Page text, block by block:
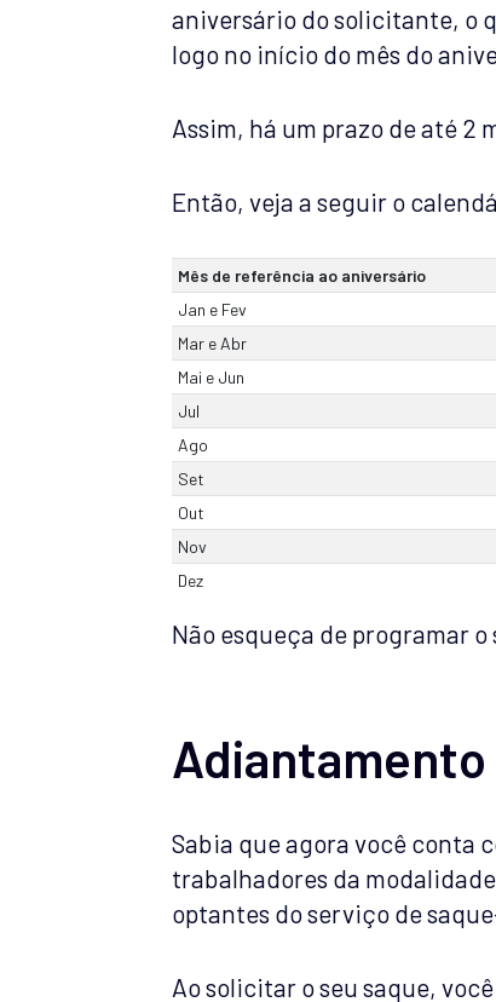
aniversário do solicitante, o
logo no início do mês do
Assim, há um prazo de até 2
Então, veja a seguir o
Mês de referência ao aniversário
Jan e Fev
Mar e Abr
Mai e Jun
Jul
Ago
Set
Out
Nov
Dez
Não esqueça de programar
Adiantamento
Sabia que agora você conta
trabalhadores da
optantes do serviço de
Ao solicitar o seu saque,